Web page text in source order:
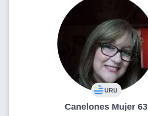
URU
Canelones Mujer 63